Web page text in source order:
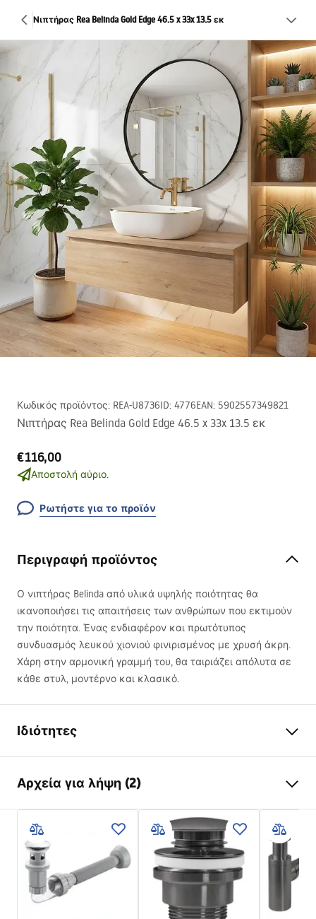
Νιπτήρας Rea Belinda Gold Edge 46.5 x 33x 13.5 εκ
Κωδικός προϊόντος: REA-U8736ID: 4776EAN: 5902557349821
Νιπτήρας Rea Belinda Gold Edge 46.5 x 33x 13.5 εκ
€116,00
Αποστολή αύριο.
Ρωτήστε για το προϊόν
Περιγραφή προϊόντος
Ο νιπτήρας Belinda από υλικά υψηλής ποιότητας θα
ικανοποιήσει τις απαιτήσεις των ανθρώπων που εκτιμούν
την ποιότητα. Ένας ενδιαφέρον και πρωτότυπος
συνδυασμός λευκού χιονιού φινιρισμένος με χρυσή άκρη.
Χάρη στην αρμονική γραμμή του, θα ταιριάζει απόλυτα σε
κάθε στυλ, μοντέρνο και κλασικό.
Ιδιότητες
Υλικό
Χρώμα
Λευκό , Λευκό/Χρυσό
Φινίρισμα
Γυαλιστερό
Μήκος
465mm
Πλάτος
330mm
Ύψος
135mm
Αρχεία για λήψη (2)
Οδηγίες συναρμολόγησης
Όροι εγγύησης
Warranty_Terms_and_Conditions_Basins_-_5.pdf